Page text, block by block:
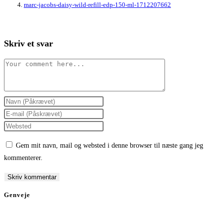
marc-jacobs-daisy-wild-refill-edp-150-ml-1712207662
Skriv et svar
Comment
Enter
your
name
comment
Enter
your
comment
Enter
(optional)
Gem mit navn, mail og websted i denne browser til næste gang jeg
kommenterer.
Genveje